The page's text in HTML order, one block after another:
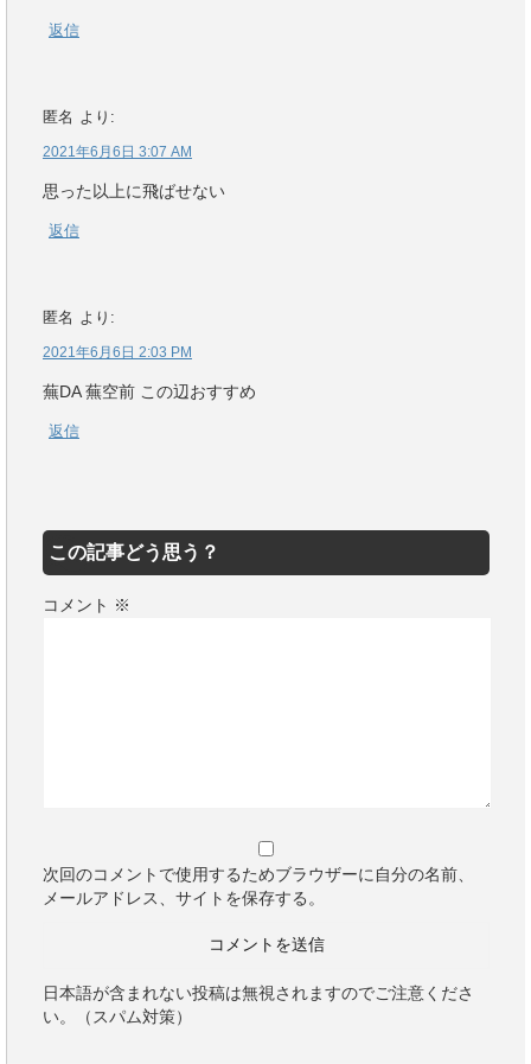
返信
匿名 より:
2021年6月6日 3:07 AM
思った以上に飛ばせない
返信
匿名 より:
2021年6月6日 2:03 PM
蕪DA 蕪空前 この辺おすすめ
返信
この記事どう思う？
コメント ※
次回のコメントで使用するためブラウザーに自分の名前、
メールアドレス、サイトを保存する。
日本語が含まれない投稿は無視されますのでご注意くださ
い。（スパム対策）